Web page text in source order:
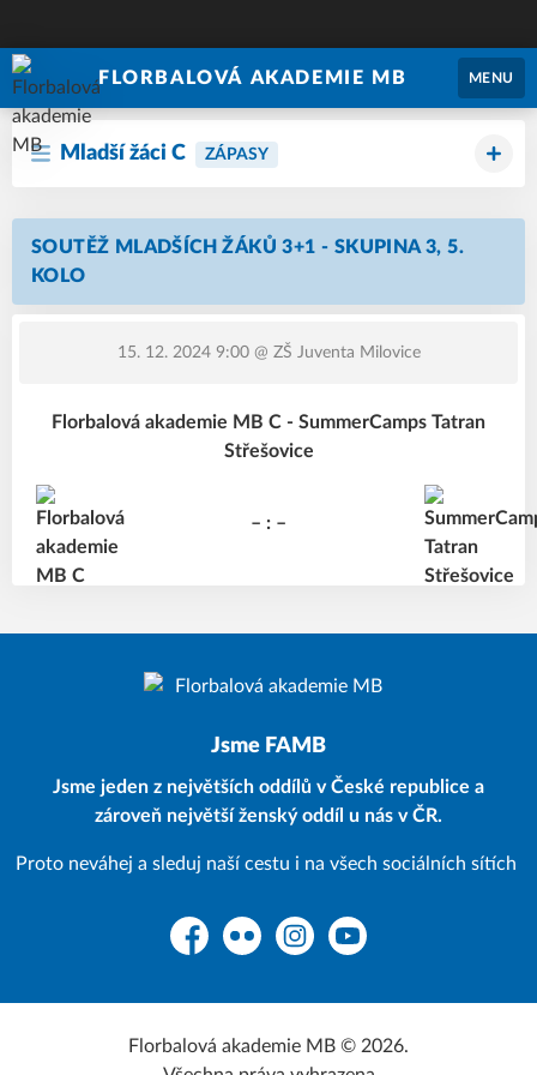
FLORBALOVÁ AKADEMIE MB MENU
Mladší žáci C ZÁPASY
SOUTĚŽ MLADŠÍCH ŽÁKŮ 3+1 - SKUPINA 3, 5.
KOLO
15. 12. 2024 9:00@ ZŠ Juventa Milovice
Florbalová akademie MB C - SummerCamps Tatran
Střešovice
– : –
Jsme FAMB
Jsme jeden z největších oddílů v České republice a
zároveň největší ženský oddíl u nás v ČR.
Proto neváhej a sleduj naší cestu i na všech sociálních sítích
FacebookFlickr InstagramYouTube
Florbalová akademie MB © 2026.